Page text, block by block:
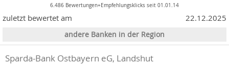
6.486 Bewertungen+Empfehlungsklicks seit 01.01.14
zuletzt bewertet am 22.12.2025
andere Banken in der Region
Sparda-Bank Ostbayern eG, Landshut